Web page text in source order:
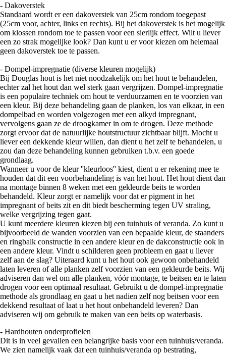
- Dakoverstek
Standaard wordt er een dakoverstek van 25cm rondom toegepast
(25cm voor, achter, links en rechts). Bij het dakoverstek is het mogelijk
om klossen rondom toe te passen voor een sierlijk effect. Wilt u liever
een zo strak mogelijke look? Dan kunt u er voor kiezen om helemaal
geen dakoverstek toe te passen.
- Dompel-impregnatie (diverse kleuren mogelijk)
Bij Douglas hout is het niet noodzakelijk om het hout te behandelen,
echter zal het hout dan wel sterk gaan vergrijzen. Dompel-impregnatie
is een populaire techniek om hout te verduurzamen en te voorzien van
een kleur. Bij deze behandeling gaan de planken, los van elkaar, in een
dompelbad en worden volgezogen met een alkyd impregnant,
vervolgens gaan ze de droogkamer in om te drogen. Deze methode
zorgt ervoor dat de natuurlijke houtstructuur zichtbaar blijft. Mocht u
liever een dekkende kleur willen, dan dient u het zelf te behandelen, u
zou dan deze behandeling kunnen gebruiken t.b.v. een goede
grondlaag.
Wanneer u voor de kleur ''kleurloos'' kiest, dient u er rekening mee te
houden dat dit een voorbehandeling is van het hout. Het hout dient dan
na montage binnen 8 weken met een gekleurde beits te worden
behandeld. Kleur zorgt er namelijk voor dat er pigment in het
impregnant of beits zit en dit biedt bescherming tegen UV straling,
welke vergrijzing tegen gaat.
U kunt meerdere kleuren kiezen bij een tuinhuis of veranda. Zo kunt u
bijvoorbeeld de wanden voorzien van een bepaalde kleur, de staanders
en ringbalk constructie in een andere kleur en de dakconstructie ook in
een andere kleur. Vindt u schilderen geen probleem en gaat u liever
zelf aan de slag? Uiteraard kunt u het hout ook gewoon onbehandeld
laten leveren of alle planken zelf voorzien van een gekleurde beits. Wij
adviseren dan wel om alle planken, vóór montage, te beitsen en te laten
drogen voor een optimaal resultaat. Gebruikt u de dompel-impregnatie
methode als grondlaag en gaat u het nadien zelf nog beitsen voor een
dekkend resultaat of laat u het hout onbehandeld leveren? Dan
adviseren wij om gebruik te maken van een beits op waterbasis.
- Hardhouten onderprofielen
Dit is in veel gevallen een belangrijke basis voor een tuinhuis/veranda.
We zien namelijk vaak dat een tuinhuis/veranda op bestrating,